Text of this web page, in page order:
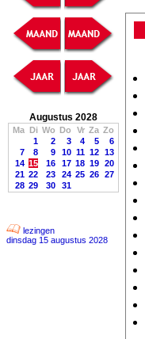
Augustus 2028
Ma Di Wo Do Vr Za Zo
1
2 3 4 5
6
7
8 9 10 11 12 13
14 15 16 17 18 19 20
21 22 23 24 25 26 27
28 29 30 31
lezingen
dinsdag 15 augustus 2028